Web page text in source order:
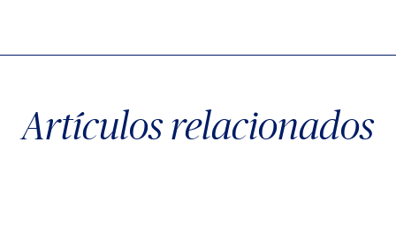
Artículos relacionados